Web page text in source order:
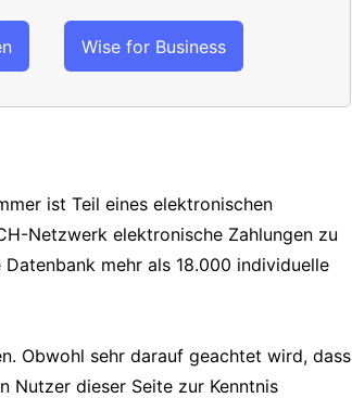
Wise for Business
ist Teil eines elektronischen
Netzwerk elektronische Zahlungen zu
mehr als 18.000 individuelle
Obwohl sehr darauf geachtet wird, dass
Nutzer dieser Seite zur Kenntnis